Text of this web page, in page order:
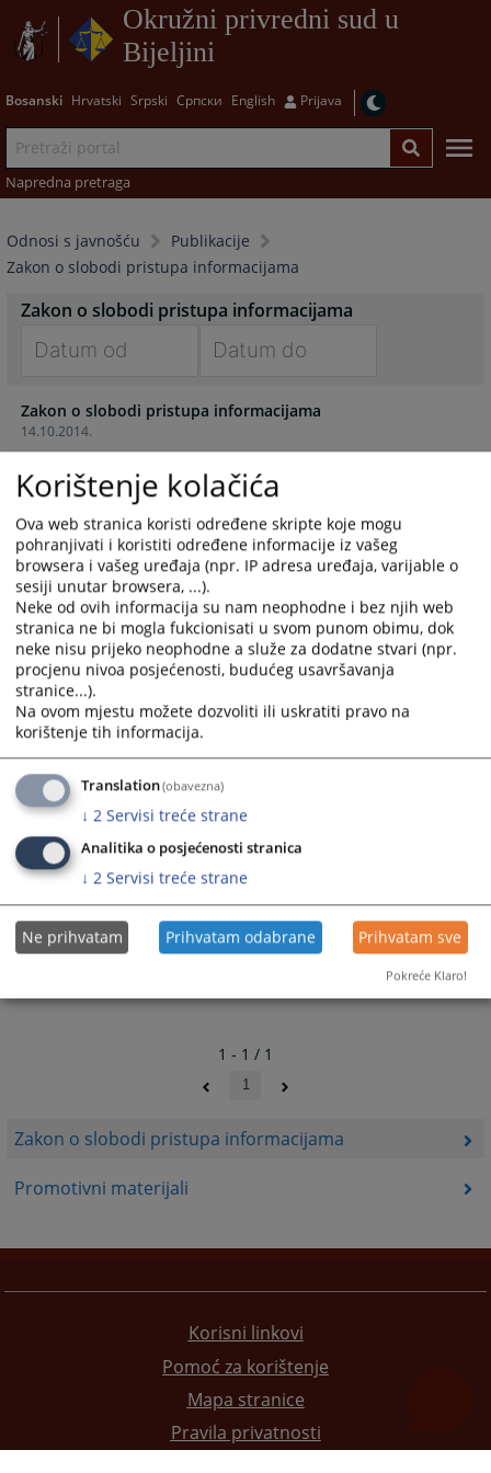
Okružni privredni sud u
Bijeljini
Bosanski Hrvatski Srpski Српски English Prijava
Napredna pretraga
Odnosi s javnošću
Publikacije
Zakon o slobodi pristupa informacijama
Zakon o slobodi pristupa informacijama
Promotivni materijali
Zakon o slobodi pristupa informacijama
forward
to
interact
with
calendar
and
select
a
date.
Press
the
question
mark
to
get
the
keyboard
shortcuts
changing
dates.
forward
interact
with
calendar
and
select
a
date.
Press
the
question
mark
get
the
keyboard
shortcuts
changing
dates.
14.10.2014.
Zakon o slobodi pristupa informacijama
1 - 1 / 1
1
Korisni linkovi
Pomoć za korištenje
Mapa stranice
Pravila privatnosti
Korištenje kolačića
Ova web stranica koristi određene skripte koje mogu
pohranjivati i koristiti određene informacije iz vašeg
browsera i vašeg uređaja (npr. IP adresa uređaja, varijable o
sesiji unutar browsera, ...).
Neke od ovih informacija su nam neophodne i bez njih web
stranica ne bi mogla fukcionisati u svom punom obimu, dok
neke nisu prijeko neophodne a služe za dodatne stvari (npr.
procjenu nivoa posjećenosti, budućeg usavršavanja
stranice...).
Na ovom mjestu možete dozvoliti ili uskratiti pravo na
korištenje tih informacija.
Translation(obavezna)
↓ 2 Servisi treće strane
Analitika o posjećenosti stranica
↓ 2 Servisi treće strane
Ne prihvatam Prihvatam odabrane Prihvatam sve
Pokreće Klaro!